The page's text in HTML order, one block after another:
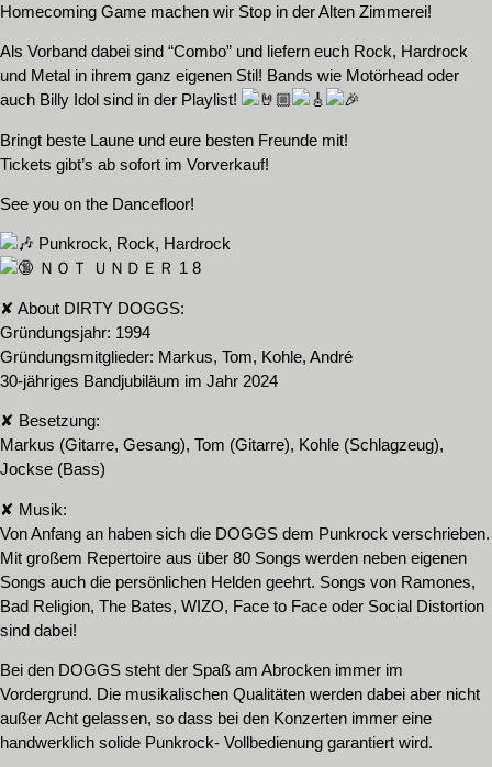
Homecoming Game machen wir Stop in der Alten Zimmerei!
Als Vorband dabei sind “Combo” und liefern euch Rock, Hardrock
und Metal in ihrem ganz eigenen Stil! Bands wie Motörhead oder
auch Billy Idol sind in der Playlist!
Bringt beste Laune und eure besten Freunde mit!
Tickets gibt’s ab sofort im Vorverkauf!
See you on the Dancefloor!
Punkrock, Rock, Hardrock
ＮＯＴ ＵＮＤＥＲ 1 8
✘ About DIRTY DOGGS:
Gründungsjahr: 1994
Gründungsmitglieder: Markus, Tom, Kohle, André
30-jähriges Bandjubiläum im Jahr 2024
✘ Besetzung:
Markus (Gitarre, Gesang), Tom (Gitarre), Kohle (Schlagzeug),
Jockse (Bass)
✘ Musik:
Von Anfang an haben sich die DOGGS dem Punkrock verschrieben.
Mit großem Repertoire aus über 80 Songs werden neben eigenen
Songs auch die persönlichen Helden geehrt. Songs von Ramones,
Bad Religion, The Bates, WIZO, Face to Face oder Social Distortion
sind dabei!
Bei den DOGGS steht der Spaß am Abrocken immer im
Vordergrund. Die musikalischen Qualitäten werden dabei aber nicht
außer Acht gelassen, so dass bei den Konzerten immer eine
handwerklich solide Punkrock- Vollbedienung garantiert wird.